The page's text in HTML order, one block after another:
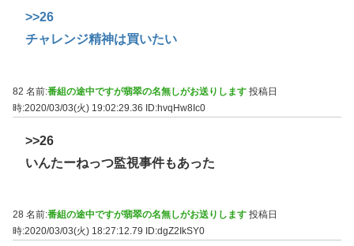
>>26
チャレンジ精神は買いたい
82 名前:番組の途中ですが翡翠の名無しがお送りします 投稿日
時:2020/03/03(火) 19:02:29.36 ID:hvqHw8Ic0
>>26
いんたーねっつ監視事件もあった
28 名前:番組の途中ですが翡翠の名無しがお送りします 投稿日
時:2020/03/03(火) 18:27:12.79
ID:dgZ2IkSY0